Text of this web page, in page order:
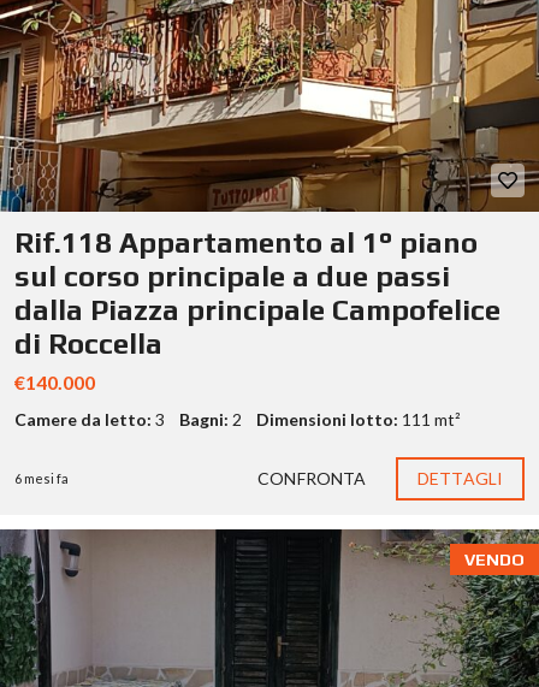
Rif.118 Appartamento al 1° piano
sul corso principale a due passi
dalla Piazza principale Campofelice
di Roccella
€140.000
Camere da letto: 3 Bagni: 2 Dimensioni lotto: 111 mt²
6 mesi fa CONFRONTA DETTAGLI
VENDO